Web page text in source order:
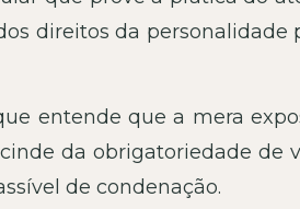
direitos da personalidade
entende que a mera
da obrigatoriedade de
de condenação.